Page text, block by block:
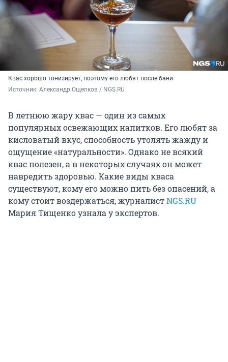
Квас хорошо тонизирует, поэтому его любят после бани
Источник: Александр Ощепков / NGS.RU
В летнюю жару квас — один из самых
популярных освежающих напитков. Его любят за
кисловатый вкус, способность утолять жажду и
ощущение «натуральности». Однако не всякий
квас полезен, а в некоторых случаях он может
навредить здоровью. Какие виды кваса
существуют, кому его можно пить без опасений, а
кому стоит воздержаться, журналистNGS.RU
Мария Тищенко узнала у экспертов.